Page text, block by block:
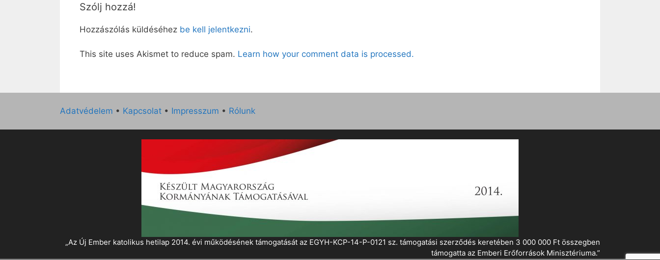
Szólj hozzá!
Hozzászólás küldéséhez be kell jelentkezni.
This site uses Akismet to reduce spam. Learn how your comment data is processed.
Adatvédelem • Kapcsolat • Impresszum • Rólunk
„Az Új Ember katolikus hetilap 2014. évi működésének támogatását az EGYH-KCP-14-P-0121 sz. támogatási szerződés keretében 3 000 000 Ft összegben
támogatta az Emberi Erőforrások Minisztériuma.”